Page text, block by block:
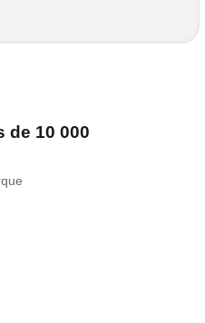
de 10 000